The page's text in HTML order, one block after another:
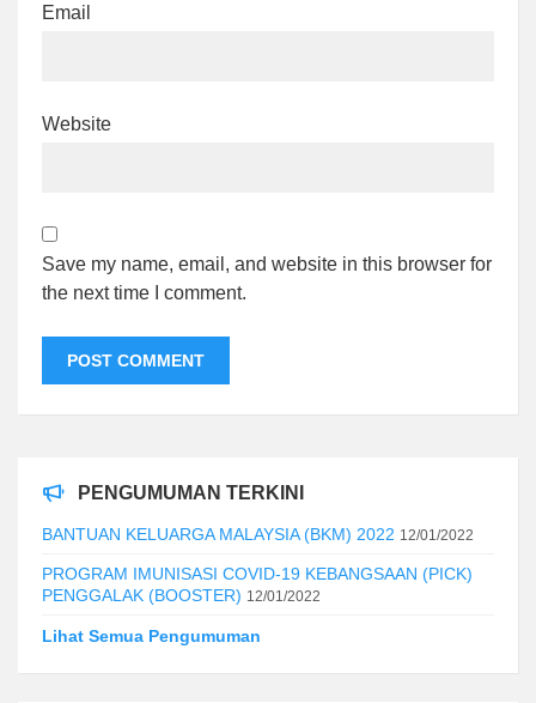
Email
Website
Save my name, email, and website in this browser for
the next time I comment.
PENGUMUMAN TERKINI
BANTUAN KELUARGA MALAYSIA (BKM) 2022 12/01/2022
PROGRAM IMUNISASI COVID-19 KEBANGSAAN (PICK)
PENGGALAK (BOOSTER) 12/01/2022
Lihat Semua Pengumuman